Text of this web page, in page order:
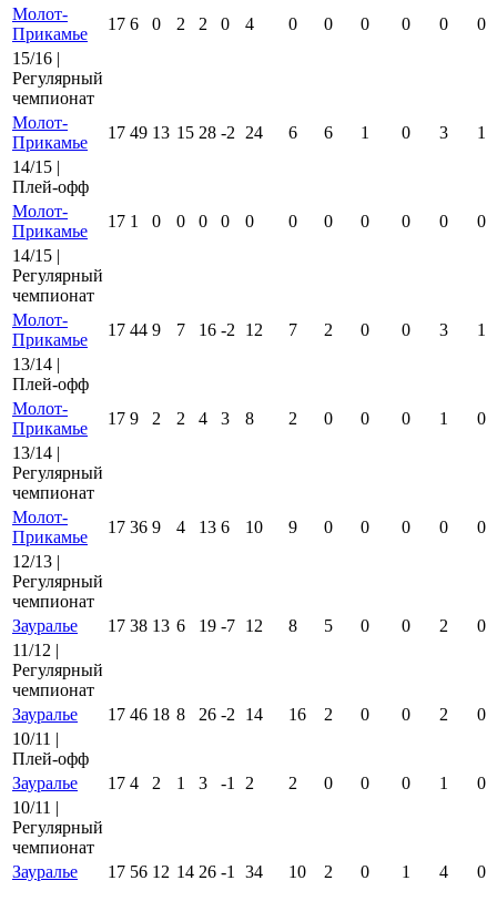
Молот-
Прикамье
17 6 0 2 2 0 4 0 0 0 0 0
0
15/16 |
Регулярный
чемпионат
Молот-
Прикамье
17 49 13 15 28 -2 24 6 6 1 0 3
1
14/15 |
Плей-офф
Молот-
Прикамье
17 1 0 0 0 0 0 0 0 0 0 0
0
14/15 |
Регулярный
чемпионат
Молот-
Прикамье
17 44 9 7 16 -2 12 7 2 0 0 3
1
13/14 |
Плей-офф
Молот-
Прикамье
17 9 2 2 4 3 8 2 0 0 0 1
0
13/14 |
Регулярный
чемпионат
Молот-
Прикамье
17 36 9 4 13 6 10 9 0 0 0 0
0
12/13 |
Регулярный
чемпионат
Зауралье
17 38 13 6 19 -7 12 8 5 0 0 2
0
11/12 |
Регулярный
чемпионат
Зауралье
17 46 18 8 26 -2 14 16 2 0 0 2
0
10/11 |
Плей-офф
Зауралье
17 4 2 1 3 -1 2 2 0 0 0 1
0
10/11 |
Регулярный
чемпионат
Зауралье
17 56 12 14 26 -1 34 10 2 0 1 4 0